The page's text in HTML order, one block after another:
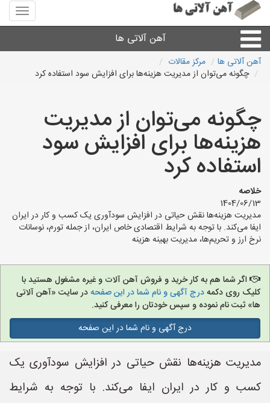
منوی
سایت
آلاتی
آهن آلاتی ها
میلگرد نبشی،مفتول
ورق
لوله و اتصالات
آهن آلاتی های شهرها
آهن آلاتی ها
مرکز مقالات
چگونه می‌توان از مدیریت هزینه‌ها برای افزایش سود استفاده کرد
چگونه می‌توان از مدیریت
هزینه‌ها برای افزایش سود
استفاده کرد
خلاصه
1404/06/13
مدیریت هزینه‌ها نقش حیاتی در افزایش سودآوری یک کسب و کار در ایران
ایفا می‌کند. با توجه به شرایط اقتصادی خاص ایران، از جمله تورم، نوسانات
نرخ ارز و تحریم‌ها، مدیریت بهینه هزینه‌
اگر شما هم به کار خرید و فروش آهن آلات و غیره مشغول هستید با
کلیک روی دکمهدرج آگهی و نام شما در این صفحهدر سایت «آهن آلاتی
ها» ثبت نام نموده و سپس خودتان را معرفی کنید.
درج آگهی و نام شما در این صفحه
مدیریت هزینه‌ها نقش حیاتی در افزایش سودآوری یک
کسب و کار در ایران ایفا می‌کند. با توجه به شرایط